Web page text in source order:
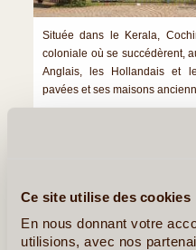
Ce site utilise des cookies
En nous donnant votre
utilisions, avec nos
Située dans le Kerala,
coloniale où se succédèrent,
Anglais, les Hollandais et
pavées et ses maisons
Le